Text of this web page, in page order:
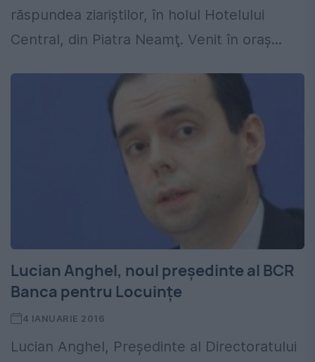
răspundea ziariştilor, în holul Hotelului
Central, din Piatra Neamţ. Venit în oraş...
Lucian Anghel, noul preşedinte al BCR
Banca pentru Locuinţe
4 IANUARIE 2016
Lucian Anghel, Preşedinte al Directoratului